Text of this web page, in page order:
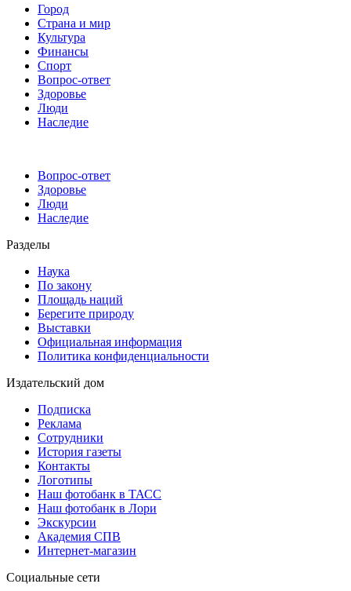
Город
Страна и мир
Культура
Финансы
Спорт
Вопрос-ответ
Здоровье
Люди
Наследие
Вопрос-ответ
Здоровье
Люди
Наследие
Разделы
Наука
По закону
Площадь наций
Берегите природу
Выставки
Официальная информация
Политика конфиденциальности
Издательский дом
Подписка
Реклама
Сотрудники
История газеты
Контакты
Логотипы
Наш фотобанк в ТАСС
Наш фотобанк в Лори
Экскурсии
Академия СПВ
Интернет-магазин
Социальные сети